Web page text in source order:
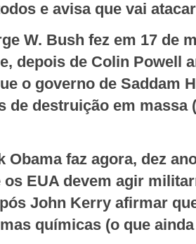
e avisa que vai
W. Bush fez em 17 de
depois de Colin Powell
o governo de Saddam
de destruição em massa
Obama faz agora, dez
os EUA devem agir
John Kerry afirmar
químicas (o que